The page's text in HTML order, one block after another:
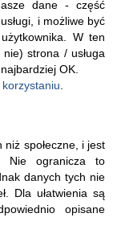
dane - część
i możliwe być
W ten
strona / usługa
OK.
niż społeczne, i jest
Nie ogranicza to
danych tych nie
Dla ułatwienia są
opisane